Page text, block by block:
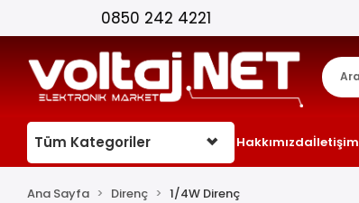
Tüm Kategoriler Hakkımızdaİletişim
Ana Sayfa Direnç 1/4W Direnç